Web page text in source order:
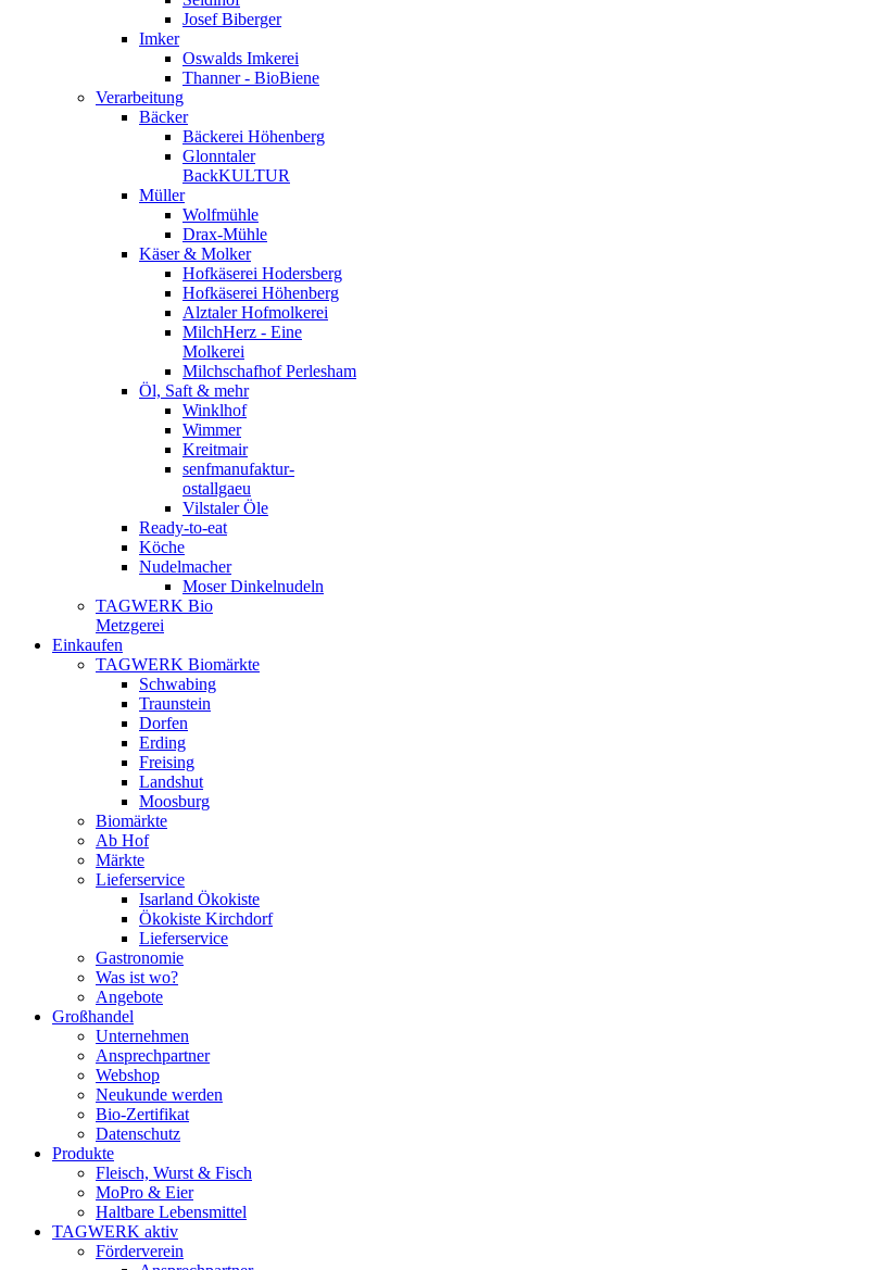
Josef Biberger
Imker
Oswalds Imkerei
Thanner - BioBiene
Verarbeitung
Bäcker
Bäckerei Höhenberg
Glonntaler
BackKULTUR
Müller
Wolfmühle
Drax-Mühle
Käser & Molker
Hofkäserei Hodersberg
Hofkäserei Höhenberg
Alztaler Hofmolkerei
MilchHerz - Eine
Molkerei
Milchschafhof Perlesham
Öl, Saft & mehr
Winklhof
Wimmer
Kreitmair
senfmanufaktur-
ostallgaeu
Vilstaler Öle
Ready-to-eat
Köche
Nudelmacher
Moser Dinkelnudeln
TAGWERK Bio
Metzgerei
Einkaufen
TAGWERK Biomärkte
Schwabing
Traunstein
Dorfen
Erding
Freising
Landshut
Moosburg
Biomärkte
Ab Hof
Märkte
Lieferservice
Isarland Ökokiste
Ökokiste Kirchdorf
Lieferservice
Gastronomie
Was ist wo?
Angebote
Großhandel
Unternehmen
Ansprechpartner
Webshop
Neukunde werden
Bio-Zertifikat
Datenschutz
Produkte
Fleisch, Wurst & Fisch
MoPro & Eier
Haltbare Lebensmittel
TAGWERK aktiv
Förderverein